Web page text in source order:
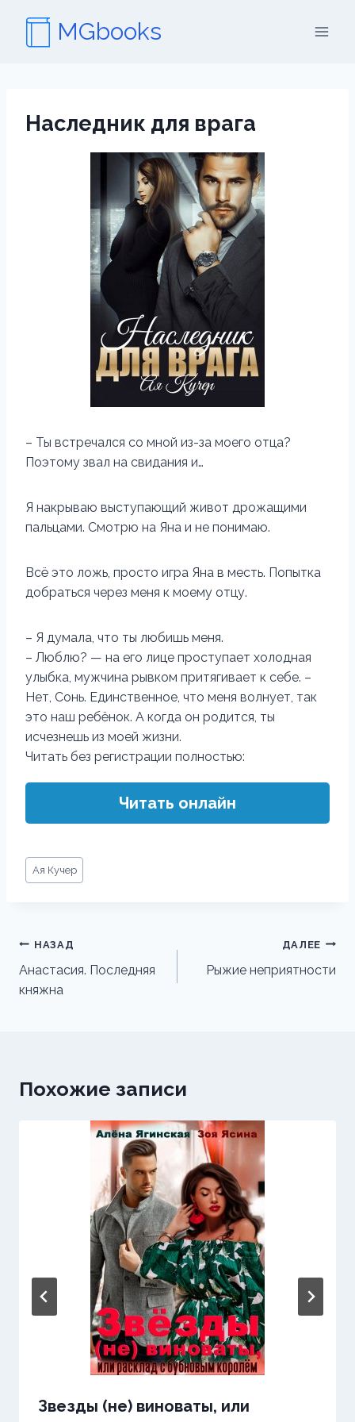
содержимому
MGbooks
Наследник для врага
– Ты встречался со мной из-за моего отца?
Поэтому звал на свидания и…
Я накрываю выступающий живот дрожащими
пальцами. Смотрю на Яна и не понимаю.
Всё это ложь, просто игра Яна в месть. Попытка
добраться через меня к моему отцу.
– Я думала, что ты любишь меня.
– Люблю? — на его лице проступает холодная
улыбка, мужчина рывком притягивает к себе. –
Нет, Сонь. Единственное, что меня волнует, так
это наш ребёнок. А когда он родится, ты
исчезнешь из моей жизни.
Читать без регистрации полностью:
Читать онлайн
Метки
записи:
Ая Кучер
Навигация
по
записям
НАЗАД
Анастасия. Последняя
княжна
ДАЛЕЕ
Рыжие неприятности
Похожие записи
Звезды (не) виноваты, или